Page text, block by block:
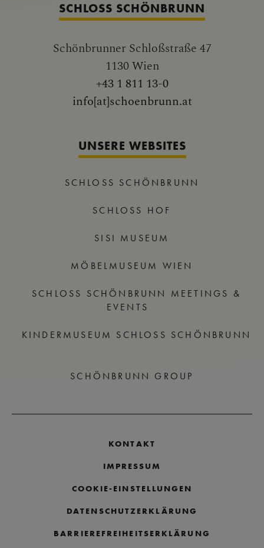
SCHLOSS SCHÖNBRUNN
Schönbrunner Schloßstraße 47
1130 Wien
+43 1 811 13-0
info[at]schoenbrunn.at
UNSERE WEBSITES
SCHLOSS SCHÖNBRUNN
SCHLOSS HOF
SISI MUSEUM
MÖBELMUSEUM WIEN
SCHLOSS SCHÖNBRUNN MEETINGS &
EVENTS
KINDERMUSEUM SCHLOSS SCHÖNBRUNN
SCHÖNBRUNN GROUP
KONTAKT
IMPRESSUM
COOKIE-EINSTELLUNGEN
DATENSCHUTZERKLÄRUNG
BARRIEREFREIHEITSERKLÄRUNG